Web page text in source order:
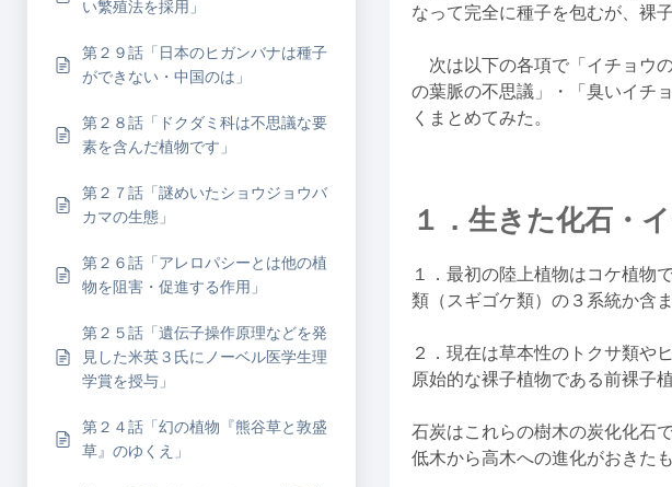
い繁殖法を採用」
第２９話「日本のヒガンバナは種子
ができない・中国のは」
第２８話「ドクダミ科は不思議な要
素を含んだ植物です」
第２７話「謎めいたショウジョウバ
カマの生態」
第２６話「アレロパシーとは他の植
物を阻害・促進する作用」
第２５話「遺伝子操作原理などを発
見した米英３氏にノーベル医学生理
学賞を授与」
第２４話「幻の植物『熊谷草と敦盛
草』のゆくえ」
なって完全に種子を包むが、裸
次は以下の各項で「イチョウ
の葉脈の不思議」・「臭いイチ
くまとめてみた。
１．生きた化石・
１．最初の陸上植物はコケ植物
類（スギゴケ類）の３系統か含
２．現在は草本性のトクサ類や
原始的な裸子植物である前裸子
石炭はこれらの樹木の炭化化石
低木から高木への進化がおきた